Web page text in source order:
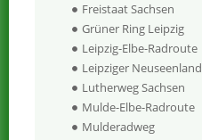
Freistaat Sachsen
Grüner Ring Leipzig
Leipzig-Elbe-Radroute
Leipziger Neuseenland
Lutherweg Sachsen
Mulde-Elbe-Radroute
Mulderadweg